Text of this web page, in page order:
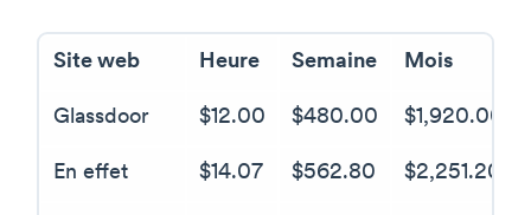
Site web Heure Semaine Mois
Glassdoor $12.00 $480.00 $1,920.00
En effet $14.07 $562.80 $2,251.20